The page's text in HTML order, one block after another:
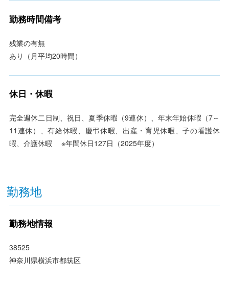
勤務時間備考
残業の有無
あり（月平均20時間）
休日・休暇
完全週休二日制、祝日、夏季休暇（9連休）、年末年始休暇（7～
11連休）、有給休暇、慶弔休暇、出産・育児休暇、子の看護休
暇、介護休暇 ※年間休日127日（2025年度）
勤務地
勤務地情報
38525
神奈川県横浜市都筑区